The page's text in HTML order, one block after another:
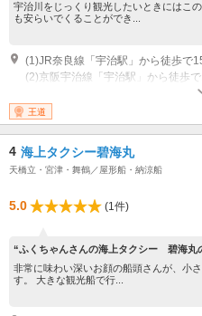
宇治川をじっくり観光したいときにはこ
も安らいでくることができ...
(1)JR奈良線「宇治駅」から徒歩で
(2)京阪宇治線「宇治駅」から徒歩
王道
4 海上タクシー碧海丸
天橋立・宮津・舞鶴／屋形船・納涼船
5.0 (1件)
“ふくちゃんさんの海上タクシー 碧海丸
非常に味わい深いお顔の船頭さんが、小
す。 大きな観光船で行...